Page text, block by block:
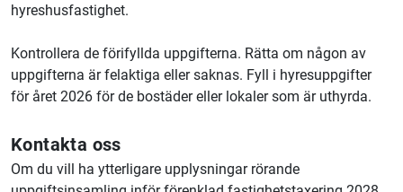
hyreshusfastighet.
Kontrollera de förifyllda uppgifterna. Rätta om någon av
uppgifterna är felaktiga eller saknas. Fyll i hyresuppgifter
för året 2026 för de bostäder eller lokaler som är uthyrda.
Kontakta oss
Om du vill ha ytterligare upplysningar rörande